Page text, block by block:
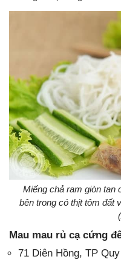
Miếng chả ram giòn tan
bên trong có thịt tôm đất
Mau mau rủ cạ cứng
71 Diên Hồng, TP